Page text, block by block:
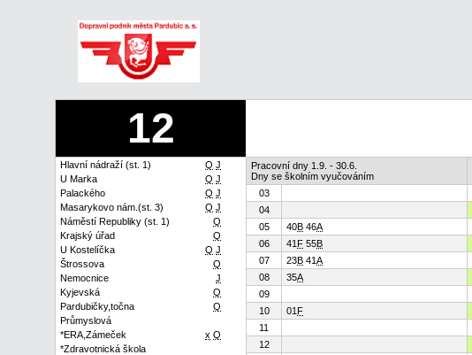
12
Hlavní nádraží (st. 1) Q J
U Marka
Q J
Palackého
Q J
Masarykovo nám.(st. 3)
Q J
Náměstí Republiky (st. 1)
Q
Krajský úřad
Q
U Kostelíčka
Q J
Štrossova
Q
Nemocnice
J
Kyjevská
Q
Pardubičky,točna
Q
Průmyslová
*ERA,Zámeček
x Q
*Zdravotnická škola
Pracovní dny 1.9. - 30.6.
Dny se školním vyučováním
03
04
05
40B 46A
06
41 F 55B
07
23B 41A
08
35A
09
10
01 F
11
12